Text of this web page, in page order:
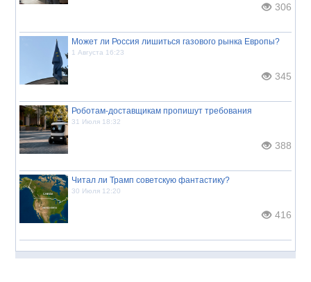
306
Может ли Россия лишиться газового рынка Европы?
1 Августа 16:23
345
Роботам-доставщикам пропишут требования
31 Июля 18:32
388
Читал ли Трамп советскую фантастику?
30 Июля 12:20
416